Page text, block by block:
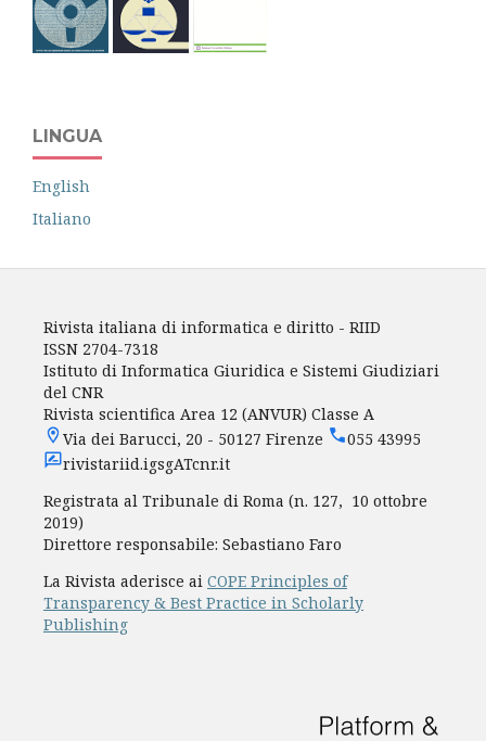
LINGUA
English
Italiano
Rivista italiana di informatica e diritto - RIID
ISSN 2704-7318
Istituto di Informatica Giuridica e Sistemi Giudiziari
del CNR
Rivista scientifica Area 12 (ANVUR) Classe A
Via dei Barucci, 20 - 50127 Firenze
055 43995
rivistariid.igsgATcnr.it
Registrata al Tribunale di Roma (n. 127, 10 ottobre
2019)
Direttore responsabile: Sebastiano Faro
La Rivista aderisce ai COPE Principles of
Transparency & Best Practice in Scholarly
Publishing